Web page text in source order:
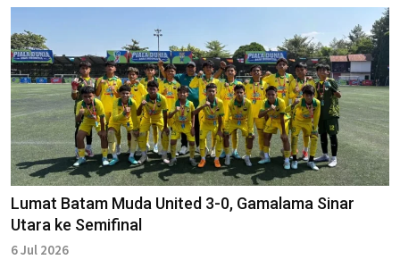
Lumat Batam Muda United 3-0, Gamalama Sinar
Utara ke Semifinal
6 Jul 2026